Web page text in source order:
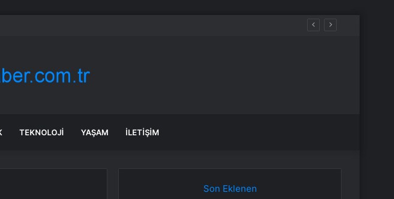
yıl boyunca maaş aldı
TEKNOLOJI YAŞAM İLETIŞIM
Son Eklenen